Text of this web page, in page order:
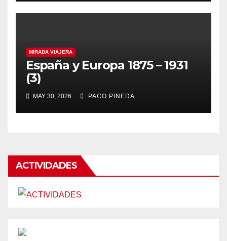
MIRADA VIAJERA
España y Europa 1875 – 1931
(3)
MAY 30, 2026 PACO PINEDA
ACTIVIDADES